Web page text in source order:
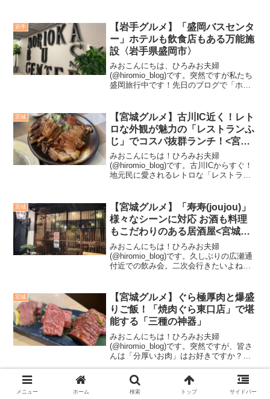
李さんのキムチ」。先日久しぶりに訪れ
てましたが、...
岩手
【岩手グルメ】「盛岡バスセンタ
ー」ホテルも飲食店もある万能施
設〈岩手県盛岡市〉
みおこんにちは、ひろみお夫婦
(@hiromio_blog)です。突然ですが私たち
盛岡旅行中です！先日のブログで「ホテ
内にあります。盛岡バスセンターは2022
年10月4...
宮城
【宮城グルメ】古川IC近く！レト
ロな外観が魅力の「レストランふ
じ」でコスパ抜群ランチ！<宮城
県大崎市>
みおこんにちは！ひろみお夫婦
(@hiromio_blog)です。古川ICからすぐ！
地元民に愛されるレトロな「レストラン
や、昔ながらの優しい味わいのオムライ
スなど、どれも...
宮城
【宮城グルメ】「寿寿(joujou)」
様々なシーンに対応 お酒も料理
もこだわりのある居酒屋<宮城県
仙台市>
みおこんにちは！ひろみお夫婦
(@hiromio_blog)です。久しぶりの広瀬通
付近での飲み会。二次会行きたいよね～
は迷うことなく決定。私たちが以前から
通っている「寿寿...
宮城
【宮城グルメ】ぐら極厚肉と爆盛
りご飯！「焼肉ぐら東口店」で堪
能する「三種の神器」
みおこんにちは！ひろみお夫婦
(@hiromio_blog)です。突然ですが、皆さ
んは「分厚いお肉」はお好きですか？私
ば、やっぱり「焼肉ぐら」ですよね。今
回は、私が普段通い詰めている塩釜本店
ではなく、あえ...
【カフェ】「仙台ロイヤルパーク
メニュー ホーム 検索 トップ サイドバー